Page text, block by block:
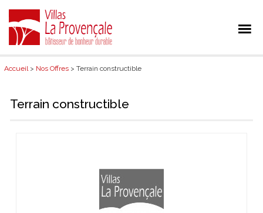
Accueil> Nos Offres > Terrain constructible
Terrain constructible